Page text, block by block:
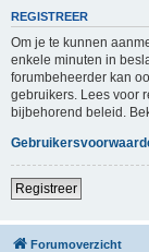
REGISTREER
Om je te kunnen
enkele minuten in
forumbeheerder kan
gebruikers. Lees voor
bijbehorend beleid.
Registreer
Forumoverzicht